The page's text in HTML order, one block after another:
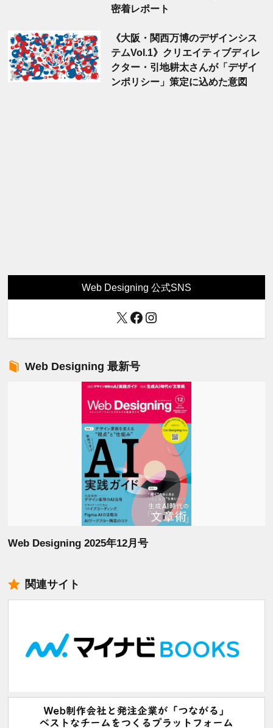
密着レポート
《大阪・関西万博のデザインシス
テムVol.1》クリエイティブディレ
クター・引地耕太さんが「デザイ
ンポリシー」策定に込めた意図
Web Designing 公式SNS
X Facebook
Instagram
Web Designing 最新号
Web Designing 2025年12月号
関連サイト